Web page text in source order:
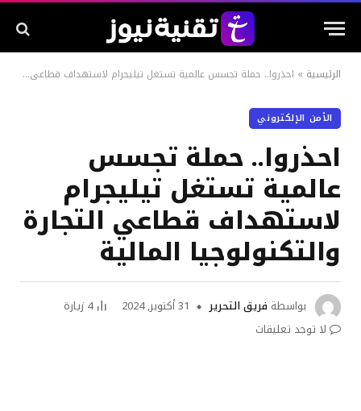
الرئيسية » احذروا.. حملة تجسس عالمية تستغل تيليجرام لاستهداف قطاعي التجارة والتكنولوجيا المالية
الأمن الإلكتروني
احذروا.. حملة تجسس
عالمية تستغل تيليجرام
لاستهداف قطاعي التجارة
والتكنولوجيا المالية
بواسطة فريق التحرير 31 أكتوبر, 2024 4 زيارة
لا توجد تعليقات